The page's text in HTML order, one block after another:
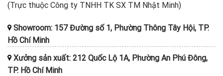
(Trực thuộc Công ty TNHH TK SX TM Nhật Minh)
Showroom: 157 Đường số 1, Phường Thông Tây Hội, TP.
Hồ Chí Minh
Xưởng sản xuất: 212 Quốc Lộ 1A, Phường An Phú Đông,
TP. Hồ Chí Minh